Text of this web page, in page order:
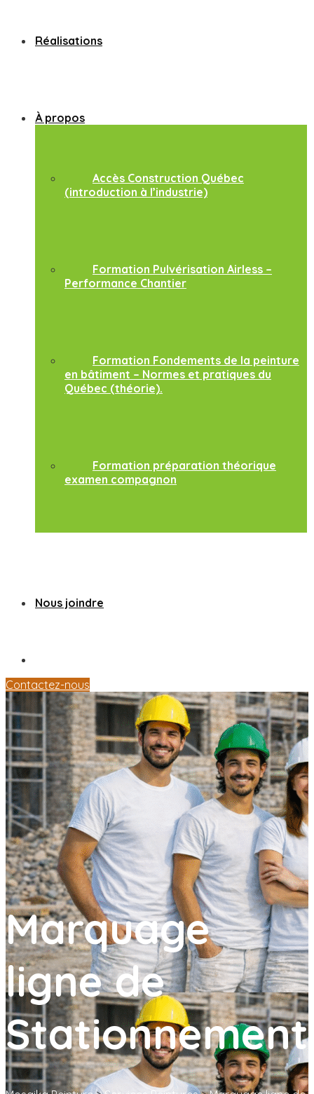
Réalisations
À propos
Accès Construction Québec
(introduction à l’industrie)
Formation Pulvérisation Airless –
Performance Chantier
Formation Fondements de la peinture
en bâtiment – Normes et pratiques du
Québec (théorie).
Formation préparation théorique
examen compagnon
Nous joindre
Contactez-nous
Marquage
ligne de